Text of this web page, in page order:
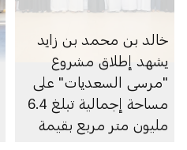
خالد بن محمد بن زايد
يشهد إطلاق مشروع
"مرسى السعديات" على
مساحة إجمالية تبلغ 6.4
مليون متر مربع بقيمة